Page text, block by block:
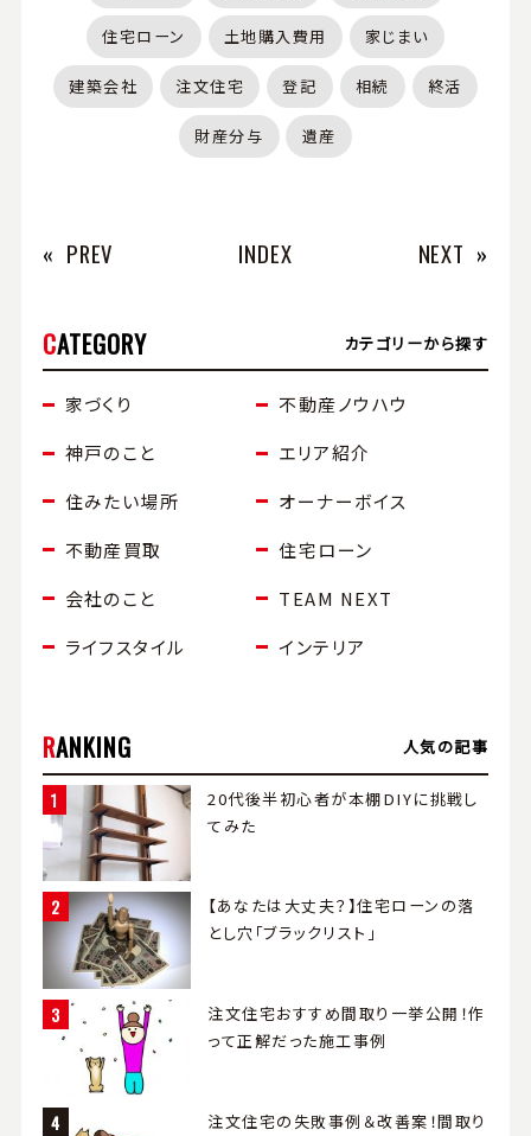
住宅ローン 土地購入費用 家じまい
建築会社 注文住宅 登記 相続 終活
財産分与 遺産
« PREV INDEX NEXT »
CATEGORY カテゴリーから探す
家づくり
不動産ノウハウ
神戸のこと
エリア紹介
住みたい場所
オーナーボイス
不動産買取
住宅ローン
会社のこと
TEAM NEXT
ライフスタイル
インテリア
RANKING ⼈気の記事
20代後半初心者が本棚DIYに挑戦し
てみた
【あなたは大丈夫？】住宅ローンの落
とし穴「ブラックリスト」
注文住宅おすすめ間取り一挙公開！作
って正解だった施工事例
注文住宅の失敗事例＆改善案！間取り